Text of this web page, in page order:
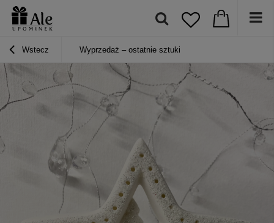
Wstecz Wyprzedaż – ostatnie sztuki